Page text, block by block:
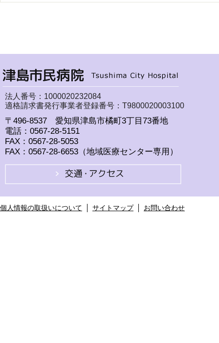
法人番号：1000020232084
適格請求書発行事業者登録番号：T9800020003100
〒496-8537 愛知県津島市橘町3丁目73番地
電話：0567-28-5151
FAX：0567-28-5053
FAX：0567-28-6653（地域医療センター専用）
個人情報の取扱いについて サイトマップ お問い合わせ